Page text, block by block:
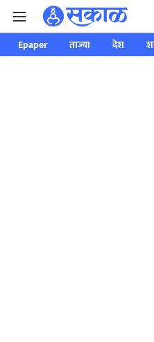
Epaper ताज्या देश